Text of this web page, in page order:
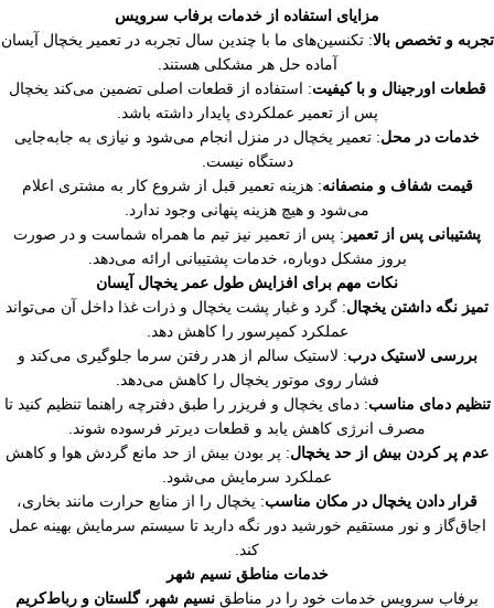
مزایای استفاده از خدمات برفاب سرویس
و تخصص بالا: تکنسین‌های ما با چندین سال تجربه در تعمیر یخچال آیسان
آماده حل هر مشکلی هستند.
قطعات اورجینال و با کیفیت: استفاده از قطعات اصلی تضمین می‌کند یخچال
پس از تعمیر عملکردی پایدار داشته باشد.
خدمات در محل: تعمیر یخچال در منزل انجام می‌شود و نیازی به جابه‌جایی
دستگاه نیست.
قیمت شفاف و منصفانه: هزینه تعمیر قبل از شروع کار به مشتری اعلام
می‌شود و هیچ هزینه پنهانی وجود ندارد.
پشتیبانی پس از تعمیر: پس از تعمیر نیز تیم ما همراه شماست و در صورت
بروز مشکل دوباره، خدمات پشتیبانی ارائه می‌دهد.
نکات مهم برای افزایش طول عمر یخچال آیسان
نگه داشتن یخچال: گرد و غبار پشت یخچال و ذرات غذا داخل آن می‌تواند
عملکرد کمپرسور را کاهش دهد.
بررسی لاستیک درب: لاستیک سالم از هدر رفتن سرما جلوگیری می‌کند و
فشار روی موتور یخچال را کاهش می‌دهد.
دمای مناسب: دمای یخچال و فریزر را طبق دفترچه راهنما تنظیم کنید تا
مصرف انرژی کاهش یابد و قطعات دیرتر فرسوده شوند.
پر کردن بیش از حد یخچال: پر بودن بیش از حد مانع گردش هوا و کاهش
عملکرد سرمایش می‌شود.
قرار دادن یخچال در مکان مناسب: یخچال را از منابع حرارت مانند بخاری،
اجاق‌گاز و نور مستقیم خورشید دور نگه دارید تا سیستم سرمایش بهینه عمل
کند.
خدمات مناطق نسیم شهر
برفاب سرویس خدمات خود را در مناطقنسیم شهر، گلستان و رباط‌کریم